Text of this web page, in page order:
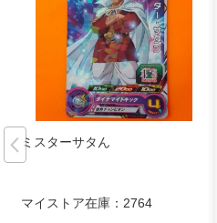
ミスターサタん
マイストア在庫： 2764